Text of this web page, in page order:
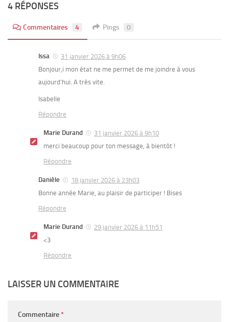
4 RÉPONSES
Commentaires 4 Pings 0
Issa
31 janvier 2026 à 9h06
Bonjour,i mon état ne me permet de me joindre à vous
aujourd’hui. A très vite.
Isabelle
Répondre
Marie Durand
31 janvier 2026 à 9h10
merci beaucoup pour ton message, à bientôt !
Répondre
Danièle
18 janvier 2026 à 23h03
Bonne année Marie, au plaisir de participer ! Bises
Répondre
Marie Durand
29 janvier 2026 à 11h51
<3
Répondre
LAISSER UN COMMENTAIRE
Commentaire *